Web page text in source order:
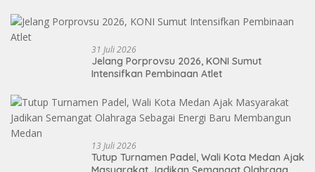
31 Juli 2026
Jelang Porprovsu 2026, KONI Sumut
Intensifkan Pembinaan Atlet
13 Juli 2026
Tutup Turnamen Padel, Wali Kota Medan Ajak